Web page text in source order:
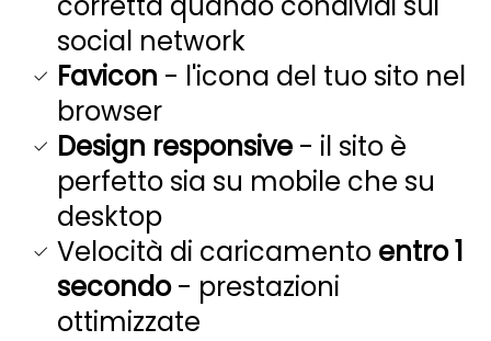
social network
Favicon - l'icona del tuo sito nel
browser
Design responsive - il sito è
perfetto sia su mobile che su
desktop
Velocità di caricamento entro 1
secondo- prestazioni
ottimizzate